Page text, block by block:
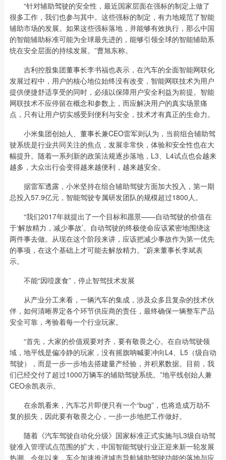
“针对辅助驾驶的安全性，最近国家层面在强标的制定上做了
很多工作，我们也参与其中。这些强标的制定，有力地规范了智能
辅助市场的发展。如果这些强标落地，并能够有效执行，那么中国
的智能辅助标准可能为全球最先进的，能够引领全球的智能辅助系
统在安全层面的持续发展。”曹旭东称。
吉利控股集团董事长李书福也表示，在汽车的全面智能网联化
发展过程中，用户的核心地位始终没有改变，智能网联技术为用户
提供便捷舒适享受的同时，必须以保障用户安全利益为前提。智能
网联技术不应停留在概念和参数上，而应解决用户的真实场景痛
点，只有让用户切实感受到便利与安全，技术才有真正的生命力。
小米集团创始人、董事长兼CEO雷军则认为，当前组合辅助驾
驶系统是行业共同关注的焦点，发展非常快，体验和安全性也在大
幅提升。随着一系列新的政策法规逐步落地，L3、L4试点也会越来
越多，大众出行会变得越来越便利，越来越安全。
据雷军透露，小米坚持在组合辅助驾驶方面加大投入，第一期
总投入57.9亿元，智能驾驶专属研发团队的规模超过1800人。
“我们2017年就提出了一个目标和愿景——自动驾驶的价值在
于‘解放精力，减少事故’。自动驾驶的终极使命应该紧密地围绕这
两件事去做。从现在这个阶段来讲，应该把减少事故作为第一优先
的事项，在这个基础上才可能去解放精力。”蔚来董事长李斌表
示。
不能“因噎废食”，停止智驾技术发展
从产业分工来看，一辆汽车的集成，涉及众多且复杂的技术伙
伴，如何清晰界定各个环节供应商的责任，最终确保一辆整车产品
安全可靠，考验着每一个行业玩家。
“首先，大家的价值观要对齐，要有敬畏之心。在自动驾驶领
域，地平线是偏冷静的玩家，没有摇旗呐喊要冲向L4、L5（级自动
驾驶），而是一步一步地去搭建量产经验，并积累数据。目前，我
们已经交付了超过1000万辆车的辅助驾驶系统。”地平线创始人兼
CEO余凯表示。
在余凯看来，汽车芯片即便只有一个“bug”，也将造成万劫不
复的损失，因此要有敬畏之心，一步一步地把工作做好。
随着《汽车驾驶自动化分级》国家标准正式实施与L3级自动驾
驶准入管理试点范围的扩大，中国智能驾驶行业正迎来新一轮发展
热潮。今年以来，车企加速推进城市导航辅助驾驶功能的落地与应